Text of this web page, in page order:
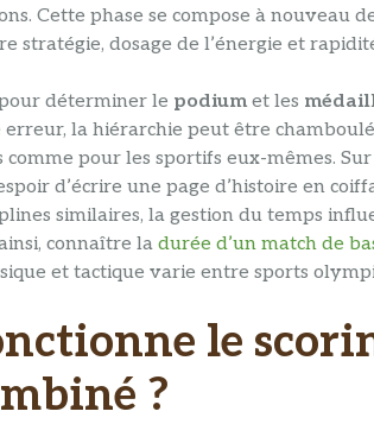
Cette phase se compose à nouveau
stratégie, dosage de l’énergie et
déterminer le podiumet les
la hiérarchie peut être
pour les sportifs eux-mêmes.
d’écrire une page d’histoire en
similaires, la gestion du temps
connaître la durée d’un match de
et tactique varie entre sports
le
?